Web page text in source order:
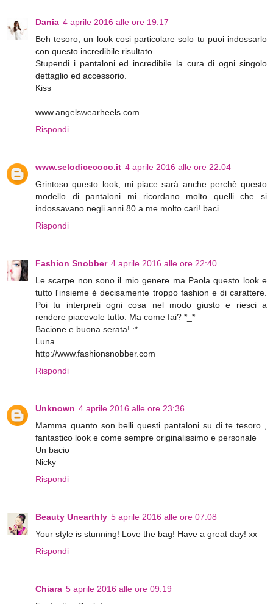
Dania 4 aprile 2016 alle ore 19:17
Beh tesoro, un look cosi particolare solo tu puoi indossarlo
con questo incredibile risultato.
Stupendi i pantaloni ed incredibile la cura di ogni singolo
dettaglio ed accessorio.
Kiss
www.angelswearheels.com
Rispondi
www.selodicecoco.it 4 aprile 2016 alle ore 22:04
Grintoso questo look, mi piace sarà anche perchè questo
modello di pantaloni mi ricordano molto quelli che si
indossavano negli anni 80 a me molto cari! baci
Rispondi
Fashion Snobber 4 aprile 2016 alle ore 22:40
Le scarpe non sono il mio genere ma Paola questo look e
tutto l'insieme è decisamente troppo fashion e di carattere.
Poi tu interpreti ogni cosa nel modo giusto e riesci a
rendere piacevole tutto. Ma come fai? *_*
Bacione e buona serata! :*
Luna
http://www.fashionsnobber.com
Rispondi
Unknown 4 aprile 2016 alle ore 23:36
Mamma quanto son belli questi pantaloni su di te tesoro ,
fantastico look e come sempre originalissimo e personale
Un bacio
Nicky
Rispondi
Beauty Unearthly 5 aprile 2016 alle ore 07:08
Your style is stunning! Love the bag! Have a great day! xx
Rispondi
Chiara 5 aprile 2016 alle ore 09:19